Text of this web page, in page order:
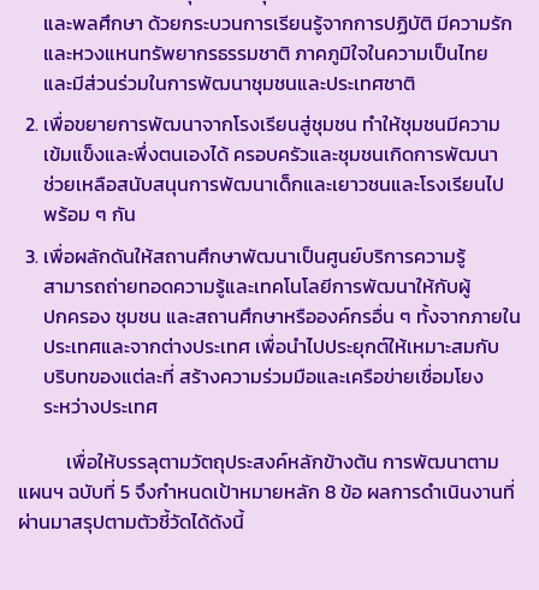
และพลศึกษา ด้วยกระบวนการเรียนรู้จากการปฏิบัติ มีความรัก
และหวงแหนทรัพยากรธรรมชาติ ภาคภูมิใจในความเป็นไทย
และมีส่วนร่วมในการพัฒนาชุมชนและประเทศชาติ
เพื่อขยายการพัฒนาจากโรงเรียนสู่ชุมชน ทำให้ชุมชนมีความ
เข้มแข็งและพึ่งตนเองได้ ครอบครัวและชุมชนเกิดการพัฒนา
ช่วยเหลือสนับสนุนการพัฒนาเด็กและเยาวชนและโรงเรียนไป
พร้อม ๆ กัน
เพื่อผลักดันให้สถานศึกษาพัฒนาเป็นศูนย์บริการความรู้
สามารถถ่ายทอดความรู้และเทคโนโลยีการพัฒนาให้กับผู้
ปกครอง ชุมชน และสถานศึกษาหรือองค์กรอื่น ๆ ทั้งจากภายใน
ประเทศและจากต่างประเทศ เพื่อนำไปประยุกต์ให้เหมาะสมกับ
บริบทของแต่ละที่ สร้างความร่วมมือและเครือข่ายเชื่อมโยง
ระหว่างประเทศ
เพื่อให้บรรลุตามวัตถุประสงค์หลักข้างต้น การพัฒนาตาม
แผนฯ ฉบับที่ 5 จึงกำหนดเป้าหมายหลัก 8 ข้อ ผลการดำเนินงานที่
ผ่านมาสรุปตามตัวชี้วัดได้ดังนี้